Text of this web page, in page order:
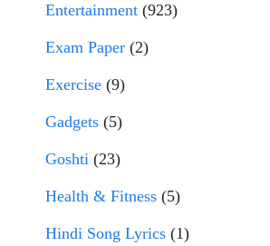
Entertainment (923)
Exam Paper (2)
Exercise (9)
Gadgets (5)
Goshti (23)
Health & Fitness (5)
Hindi Song Lyrics (1)